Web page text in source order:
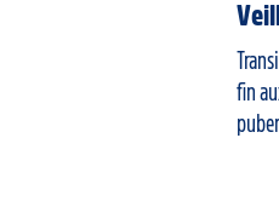
fin